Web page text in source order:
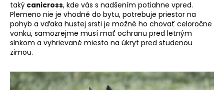
taký canicross, kde vás s nadšením potiahne vpred.
Plemeno nie je vhodné do bytu, potrebuje priestor na
pohyb a vďaka hustej srsti je možné ho chovať celoročne
vonku, samozrejme musí mať ochranu pred letným
slnkom a vyhrievané miesto na úkryt pred studenou
zimou.